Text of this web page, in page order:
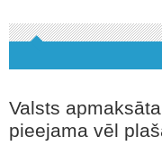
Valsts
pieejama vēl